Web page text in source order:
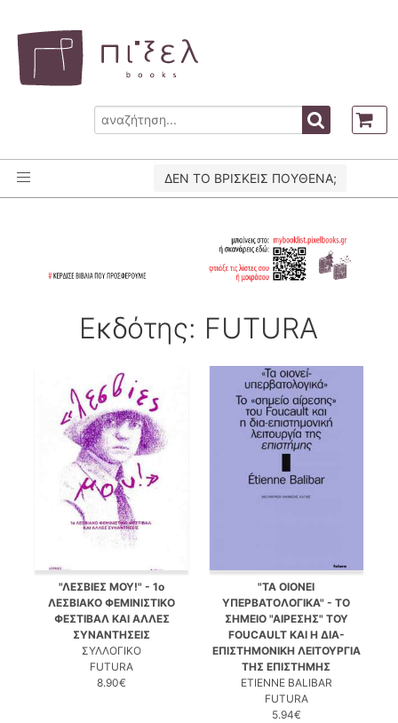
ΔΕΝ ΤΟ ΒΡΙΣΚΕΙΣ ΠΟΥΘΕΝΑ;
Εκδότης: FUTURA
"ΛΕΣΒΙΕΣ ΜΟΥ!" - 1ο
ΛΕΣΒΙΑΚΟ ΦΕΜΙΝΙΣΤΙΚΟ
ΦΕΣΤΙΒΑΛ ΚΑΙ ΑΛΛΕΣ
ΣΥΝΑΝΤΗΣΕΙΣ
ΣΥΛΛΟΓΙΚΟ
FUTURA
8.90€
"ΤΑ ΟΙΟΝΕΙ
ΥΠΕΡΒΑΤΟΛΟΓΙΚΑ" - ΤΟ
ΣΗΜΕΙΟ "ΑΙΡΕΣΗΣ" ΤΟΥ
FOUCAULT ΚΑΙ Η ΔΙΑ-
ΕΠΙΣΤΗΜΟΝΙΚΗ ΛΕΙΤΟΥΡΓΙΑ
ΤΗΣ ΕΠΙΣΤΗΜΗΣ
ETIENNE BALIBAR
FUTURA
5.94€